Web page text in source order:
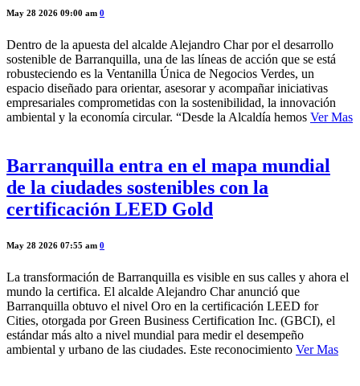
May 28 2026 09:00 am 0
Dentro de la apuesta del alcalde Alejandro Char por el desarrollo
sostenible de Barranquilla, una de las líneas de acción que se está
robusteciendo es la Ventanilla Única de Negocios Verdes, un
espacio diseñado para orientar, asesorar y acompañar iniciativas
empresariales comprometidas con la sostenibilidad, la innovación
ambiental y la economía circular. “Desde la Alcaldía hemos Ver Mas
Barranquilla entra en el mapa mundial
de la ciudades sostenibles con la
certificación LEED Gold
May 28 2026 07:55 am 0
La transformación de Barranquilla es visible en sus calles y ahora el
mundo la certifica. El alcalde Alejandro Char anunció que
Barranquilla obtuvo el nivel Oro en la certificación LEED for
Cities, otorgada por Green Business Certification Inc. (GBCI), el
estándar más alto a nivel mundial para medir el desempeño
ambiental y urbano de las ciudades. Este reconocimiento Ver Mas